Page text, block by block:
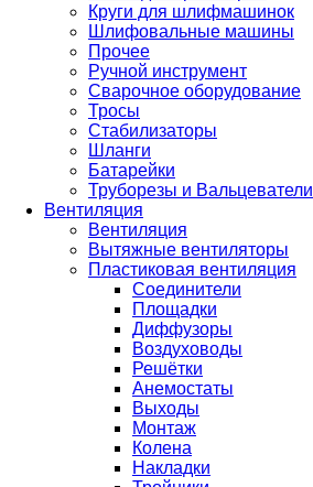
Круги для шлифмашинок
Шлифовальные машины
Прочее
Ручной инструмент
Сварочное оборудование
Тросы
Стабилизаторы
Шланги
Батарейки
Труборезы и Вальцеватели
Вентиляция
Вентиляция
Вытяжные вентиляторы
Пластиковая вентиляция
Соединители
Площадки
Диффузоры
Воздуховоды
Решётки
Анемостаты
Выходы
Монтаж
Колена
Накладки